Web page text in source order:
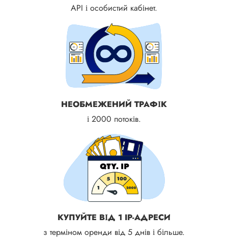
API і особистий кабінет.
НЕОБМЕЖЕНИЙ ТРАФІК
і 2000 потоків.
КУПУЙТЕ ВІД 1 IP-АДРЕСИ
з терміном оренди від 5 днів і більше.